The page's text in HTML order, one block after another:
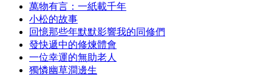
萬物有言：一紙載千年
小松的故事
回憶那些年默默影響我的同修們
發快遞中的修煉體會
一位幸運的無助老人
獨憐幽草澗邊生